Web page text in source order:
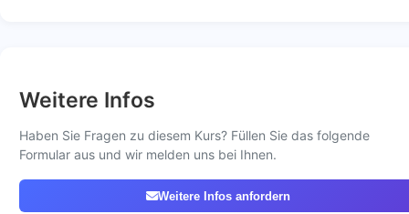
Weitere Infos
Haben Sie Fragen zu diesem Kurs? Füllen Sie das folgende
Formular aus und wir melden uns bei Ihnen.
Weitere Infos anfordern